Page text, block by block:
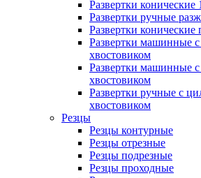
Развертки конические
Развертки ручные
Развертки
Развертки машинные
хвостовиком
Развертки машинные
хвостовиком
Развертки ручные с
хвостовиком
Резцы
Резцы контурные
Резцы отрезные
Резцы подрезные
Резцы проходные